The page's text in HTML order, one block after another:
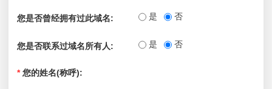
您是否曾经拥有过此域名: 是 否
您是否联系过域名所有人: 是 否
*您的姓名(称呼):